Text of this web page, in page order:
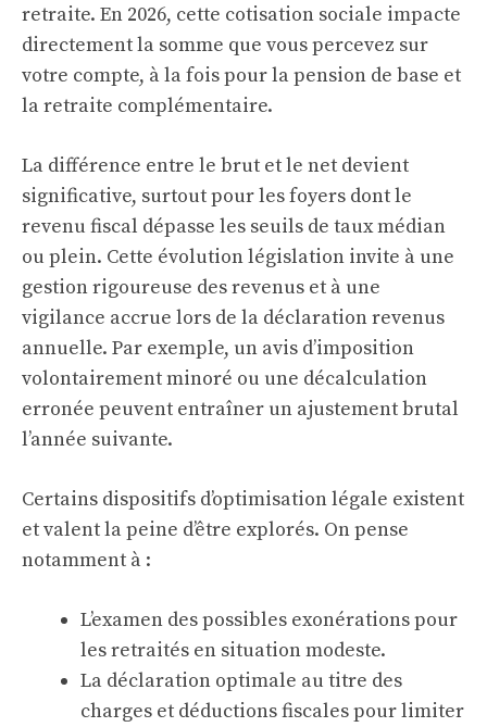
retraite. En 2026, cette cotisation sociale impacte
directement la somme que vous percevez sur
votre compte, à la fois pour la pension de base et
la retraite complémentaire.
La différence entre le brut et le net devient
significative, surtout pour les foyers dont le
revenu fiscal dépasse les seuils de taux médian
ou plein. Cette évolution législation invite à une
gestion rigoureuse des revenus et à une
vigilance accrue lors de la déclaration revenus
annuelle. Par exemple, un avis d’imposition
volontairement minoré ou une décalculation
erronée peuvent entraîner un ajustement brutal
l’année suivante.
Certains dispositifs d’optimisation légale existent
et valent la peine d’être explorés. On pense
notamment à :
L’examen des possibles exonérations pour
les retraités en situation modeste.
La déclaration optimale au titre des
charges et déductions fiscales pour limiter